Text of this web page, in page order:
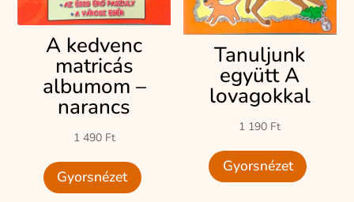
A kedvenc
matricás
albumom –
narancs
1 490 Ft
Gyorsnézet
Tanuljunk
együtt A
lovagokkal
1 190 Ft
Gyorsnézet